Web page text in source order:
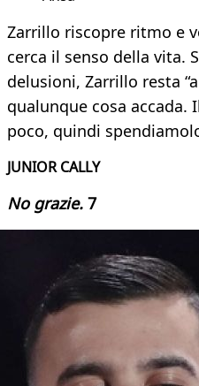
Zarrillo riscopre ritmo e
cerca il senso della vita.
delusioni, Zarrillo resta
qualunque cosa accada.
poco, quindi
JUNIOR CALLY
No grazie. 7